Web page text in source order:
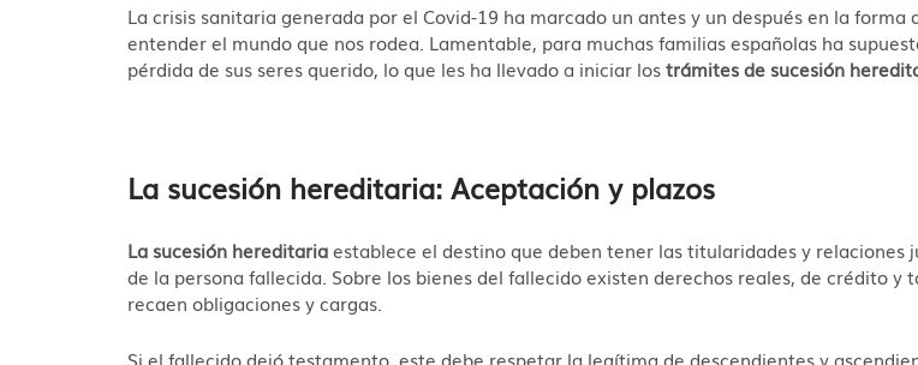
La crisis sanitaria generada por el Covid-19 ha marcado un antes y un después en la forma
entender el mundo que nos rodea. Lamentable, para muchas familias españolas ha
pérdida de sus seres querido, lo que les ha llevado a iniciar lostrámites de sucesión
La sucesión hereditaria: Aceptación y plazos
La sucesión hereditariaestablece el destino que deben tener las titularidades y relaciones
de la persona fallecida. Sobre los bienes del fallecido existen derechos reales, de crédito y
recaen obligaciones y cargas.
Si el fallecido dejó testamento, este debe respetar la legítima de descendientes y